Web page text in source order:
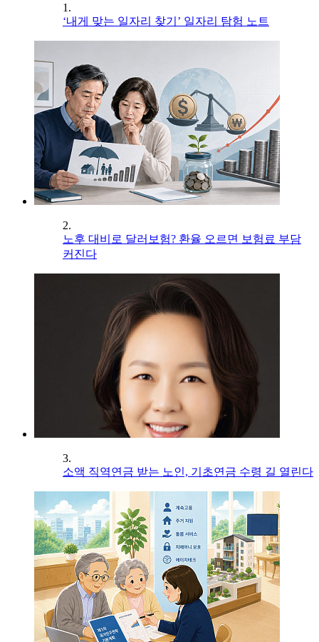
1.
‘내게 맞는 일자리 찾기’ 일자리 탐험 노트
2.
노후 대비로 달러보험? 환율 오르면 보험료 부담
커진다
3.
소액 직역연금 받는 노인, 기초연금 수령 길 열린다